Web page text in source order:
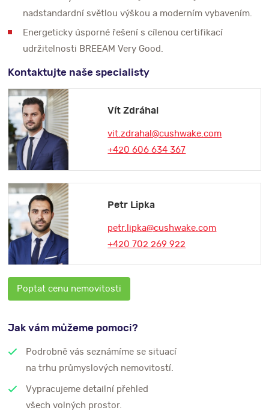
nadstandardní světlou výškou a moderním vybavením.
Energeticky úsporné řešení s cílenou certifikací
udržitelnosti BREEAM Very Good.
Kontaktujte naše specialisty
Vít Zdráhal
vit.zdrahal@cushwake.com
+420 606 634 367
Petr Lipka
petr.lipka@cushwake.com
+420 702 269 922
Poptat cenu nemovitosti
Jak vám můžeme pomoci?
Podrobně vás seznámíme se situací
na trhu průmyslových nemovitostí.
Vypracujeme detailní přehled
všech volných prostor.